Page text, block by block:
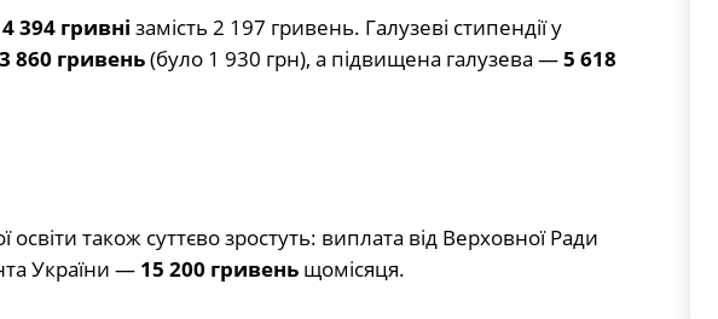
4 394 гривні замість 2 197 гривень. Галузеві стипендії у
3 860 гривень(було 1 930 грн), а підвищена галузева —5 618
також суттєво зростуть: виплата від Верховної Ради
України — 15 200 гривеньщомісяця.